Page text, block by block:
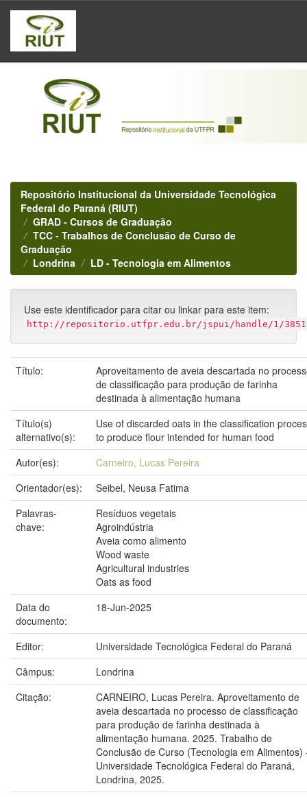
Skip
navigation
Repositório Institucional da Universidade Tecnológica
Federal do Paraná (RIUT)
GRAD - Cursos de Graduação
TCC - Trabalhos de Conclusão de Curso de
Graduação
Londrina
LD - Tecnologia em Alimentos
Use este identificador para citar ou linkar para este item:
http://repositorio.utfpr.edu.br/jspui/handle/1/
Título:
Aproveitamento de aveia descartada no
de classificação para produção de farinha
destinada à alimentação humana
Título(s)
alternativo(s):
Use of discarded oats in the classification
to produce flour intended for human food
Autor(es):
Carneiro, Lucas Pereira
Orientador(es):
Seibel, Neusa Fatima
Palavras-
chave:
Resíduos vegetais
Agroindústria
Aveia como alimento
Wood waste
Agricultural industries
Oats as food
Data do
documento:
18-Jun-2025
Editor:
Universidade Tecnológica Federal do Paraná
Câmpus:
Londrina
Citação:
CARNEIRO, Lucas Pereira. Aproveitamento de
aveia descartada no processo de classificação
para produção de farinha destinada à
alimentação humana. 2025. Trabalho de
Conclusão de Curso (Tecnologia em Alimentos)
Universidade Tecnológica Federal do Paraná,
Londrina, 2025.